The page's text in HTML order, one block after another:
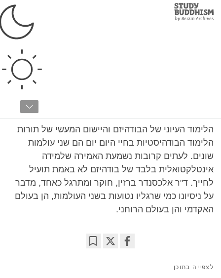
Study
Buddhism
הלימוד העיוני של הבודהיזם והיישום המעשי של תורות
הלימוד הבודהיסטיות בחיי היום יום הם שני עולמות
שונים. לעתים קרובות נשמעת האמירה שלמידה
אינטלקטואלית בלבד של בודהיזם לא באמת תועיל
לחייך. ד"ר אלכסנדר ברזין, חוקר ומתרגל כאחד, מדבר
על ניסיונו כמי שרגליו נטועות בשני העולמות, הן בעולם
האקדמי והן בעולם הרוחני.
לצפייה בתוכן